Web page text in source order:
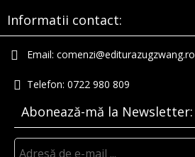
Informatii contact:
Email: comenzi@editurazugzwang.ro
Telefon: 0722 980 809
Abonează-mă la Newsletter: